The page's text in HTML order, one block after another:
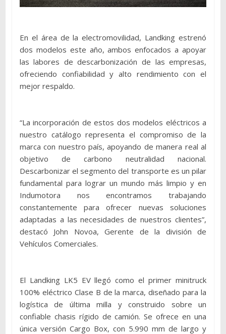
En el área de la electromovilidad, Landking estrenó
dos modelos este año, ambos enfocados a apoyar
las labores de descarbonización de las empresas,
ofreciendo confiabilidad y alto rendimiento con el
mejor respaldo.
“La incorporación de estos dos modelos eléctricos a
nuestro catálogo representa el compromiso de la
marca con nuestro país, apoyando de manera real al
objetivo de carbono neutralidad nacional.
Descarbonizar el segmento del transporte es un pilar
fundamental para lograr un mundo más limpio y en
Indumotora nos encontramos trabajando
constantemente para ofrecer nuevas soluciones
adaptadas a las necesidades de nuestros clientes”,
destacó John Novoa, Gerente de la división de
Vehículos Comerciales.
El Landking LK5 EV llegó como el primer minitruck
100% eléctrico Clase B de la marca, diseñado para la
logística de última milla y construido sobre un
confiable chasis rígido de camión. Se ofrece en una
única versión Cargo Box, con 5.990 mm de largo y